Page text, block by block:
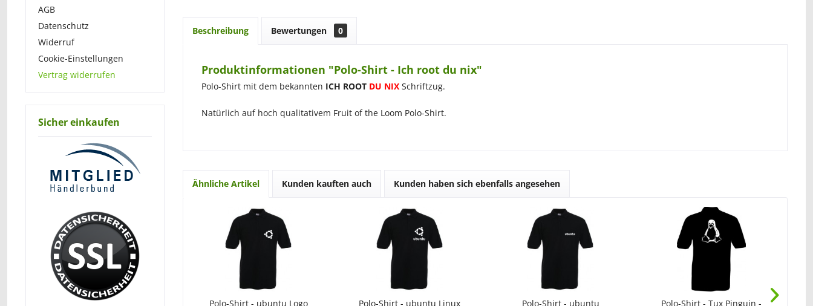
AGB
Datenschutz
Widerruf
Cookie-Einstellungen
Vertrag widerrufen
Sicher einkaufen
Beschreibung Bewertungen 0
Produktinformationen "Polo-Shirt - Ich root du nix"
Polo-Shirt mit dem bekannten ICH ROOT DU NIX Schriftzug.
Natürlich auf hoch qualitativem Fruit of the Loom Polo-Shirt.
Ähnliche Artikel Kunden kauften auch Kunden haben sich ebenfalls angesehen
Polo-Shirt - ubuntu Logo Polo-Shirt - ubuntu Linux Polo-Shirt - ubuntu
Polo-Shirt - Tux Pinguin -